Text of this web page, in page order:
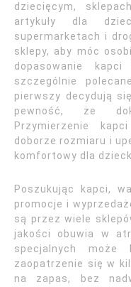
dziecięcym,
artykuły dla
supermarketach i
sklepy, aby móc
dopasowanie
szczególnie
pierwszy decydują
pewność, że
Przymierzenie
doborze rozmiaru i
komfortowy dla
Poszukując kapci,
promocje i
są przez wiele
jakości obuwia w
specjalnych może
zaopatrzenie się w
na zapas, bez